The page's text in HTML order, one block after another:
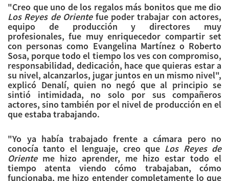
"Creo que uno de los regalos más bonitos que me dio
Los Reyes de Orientefue poder trabajar con actores,
equipo de producción y directores muy
profesionales, fue muy enriquecedor compartir set
con personas como Evangelina Martínez o Roberto
Sosa, porque todo el tiempo los ves con compromiso,
responsabilidad, dedicación, hace que quieras estar a
su nivel, alcanzarlos, jugar juntos en un mismo nivel",
explicó Denalí, quien no negó que al principio se
sintió intimidada, no solo por sus compañeros
actores, sino también por el nivel de producción en el
que estaba trabajando.
"Yo ya había trabajado frente a cámara pero no
conocía tanto el lenguaje, creo que Los Reyes de
Orienteme hizo aprender, me hizo estar todo el
tiempo atenta viendo cómo trabajaban, cómo
funcionaba, me hizo entender completamente lo que